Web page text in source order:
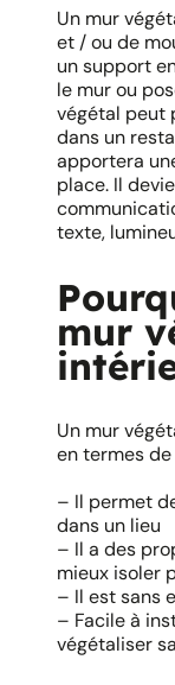
Un mur
et / ou de
un support
le mur ou
végétal peut
dans un
apportera
place. Il
texte,
mur
Un mur
en termes
– Il permet
dans un lieu
– Il a des
mieux isoler
– Il est sans
– Facile à
végétaliser